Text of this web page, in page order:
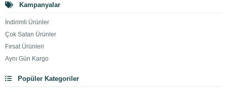
Kampanyalar
İndirimli Ürünler
Çok Satan Ürünler
Fırsat Ürünleri
Aynı Gün Kargo
Popüler Kategoriler